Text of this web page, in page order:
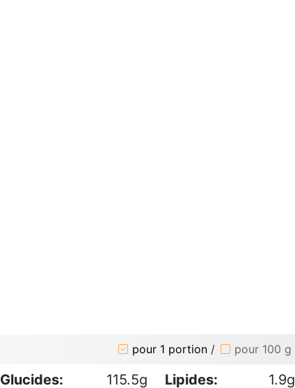
pour 1 portion / pour 100 g
Glucides: 115.5g Lipides:
1.9g